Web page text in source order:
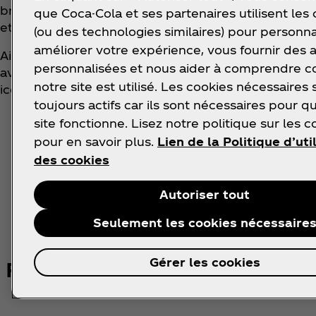
bruns. Pour créer le père Noël Coca‑Cola,
et de ses amis, donnant vie à cette incarnation
Ainsi, si vous vous demandez qui a inventé le père
avant Coca‑Cola. Mais c’est grâce au père Noël de
iconique que nous connaissons aujourd’hui s’est
Pour votre santé, évitez de
que Coca-Cola et ses partenaires utilisent les
(ou des technologies similaires) pour
améliorer votre expérience, vous fournir des
personnalisées et nous aider à comprendre
notre site est utilisé. Les cookies nécessaires
toujours actifs car ils sont nécessaires pour
site fonctionne. Lisez notre politique sur les
pour en savoir plus. Lien de la Politique
des cookies
Autoriser tout
Seulement les cookies nécessaires
Gérer les cookies